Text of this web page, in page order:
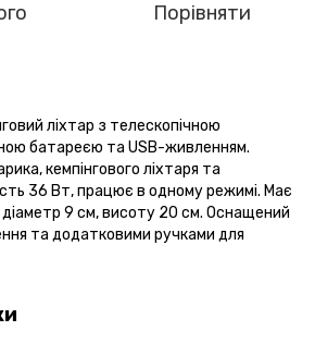
Порівняти
ліхтар з телескопічною
батареєю та USB-живленням.
кемпінгового ліхтаря та
36 Вт, працює в одному режимі. Має
9 см, висоту 20 см. Оснащений
та додатковими ручками для